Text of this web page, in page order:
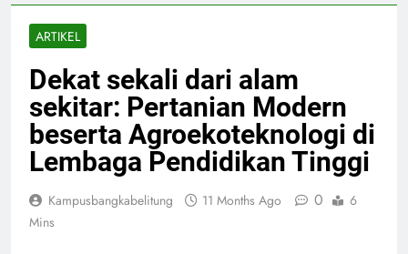
ARTIKEL
Dekat sekali dari alam
sekitar: Pertanian Modern
beserta Agroekoteknologi di
Lembaga Pendidikan Tinggi
Kampusbangkabelitung 11 Months Ago 0
6
Mins